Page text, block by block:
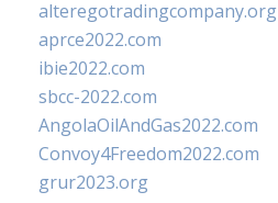
alteregotradingcompany.org
aprce2022.com
ibie2022.com
sbcc-2022.com
AngolaOilAndGas2022.com
Convoy4Freedom2022.com
grur2023.org